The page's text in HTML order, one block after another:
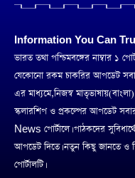
Information You Can
ভারত তথা পশ্চিমবঙ্গের নাম্বার ১
যেকোনো রকম চাকরির আপডেট
এর মাধ্যমে,নিজস্ব
স্কলারশিপ ও প্রকল্পের আপডেট
News পোর্টালে। পাঠকদের
আপডেট দিতে। নতুন কিছু জানতে
পোর্টালটি।